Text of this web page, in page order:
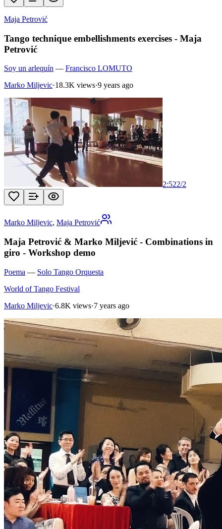
Maja Petrović
Tango technique embellishments exercises - Maja
Petrović
Soy un arlequín — Francisco LOMUTO
Marko Miljevic·18.3K views·9 years ago
2:522/2
Marko Miljevic, Maja Petrović
Maja Petrović & Marko Miljević - Combinations in
giro - Workshop demo
Poema — Solo Tango Orquesta
World of Tango Festival
Marko Miljevic·6.8K views·7 years ago